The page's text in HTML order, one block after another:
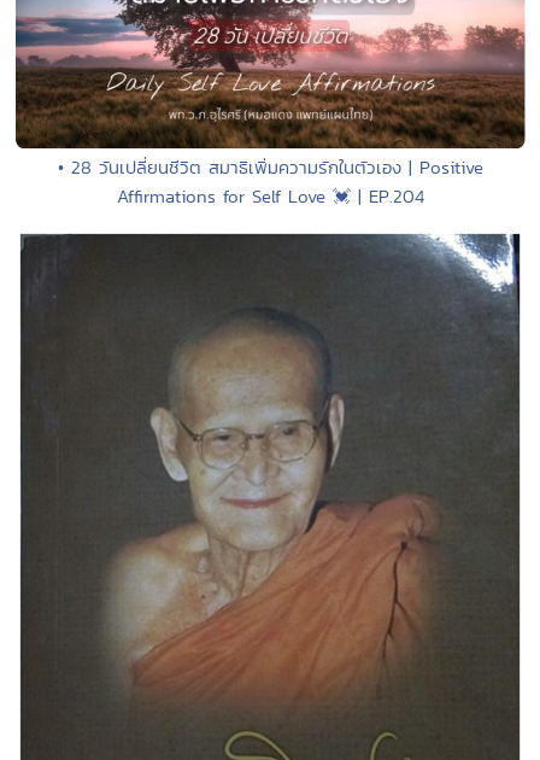
• 28 วันเปลี่ยนชีวิต สมาธิเพิ่มความรักในตัวเอง | Positive
Affirmations for Self Love 💓 | EP.204